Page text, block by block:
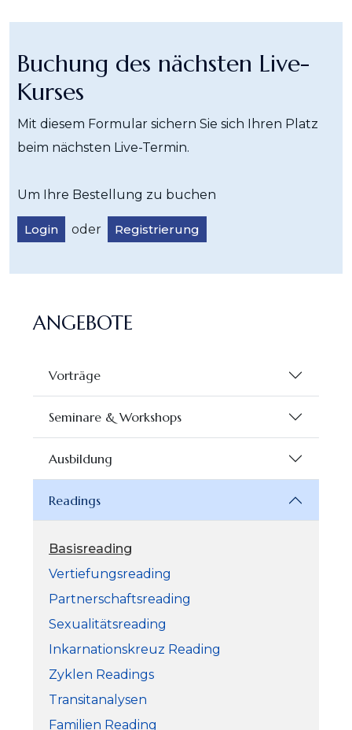
Buchung des nächsten Live-
Kurses
Mit diesem Formular sichern Sie sich Ihren Platz
beim nächsten Live-Termin.
Um Ihre Bestellung zu buchen
Login oder Registrierung
ANGEBOTE
Vorträge
Seminare & Workshops
Ausbildung
Readings
Basisreading
Vertiefungsreading
Partnerschaftsreading
Sexualitätsreading
Inkarnationskreuz Reading
Zyklen Readings
Transitanalysen
Familien Reading